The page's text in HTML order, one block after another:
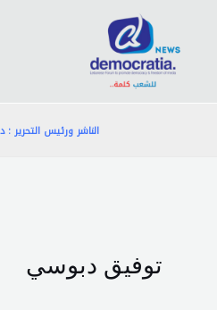
المحتوى
الناشر ورئيس التحرير :
توفيق دبوسي